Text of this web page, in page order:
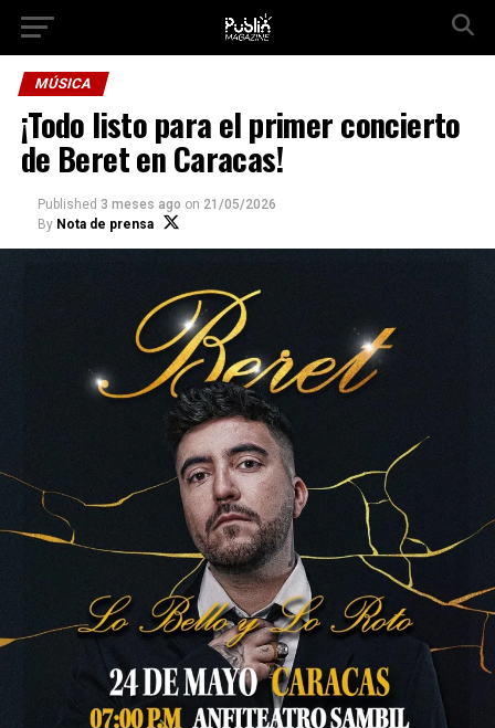
MÚSICA
¡Todo listo para el primer concierto
de Beret en Caracas!
Published 3 meses ago on 21/05/2026
By Nota de prensa
Ir a la versión móvil